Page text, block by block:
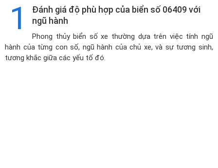
1
Đánh giá độ phù hợp của biển số 06409 với
ngũ hành
Phong thủy biển số xe thường dựa trên việc tính ngũ
hành của từng con số, ngũ hành của chủ xe, và sự tương sinh,
tương khắc giữa các yếu tố đó.